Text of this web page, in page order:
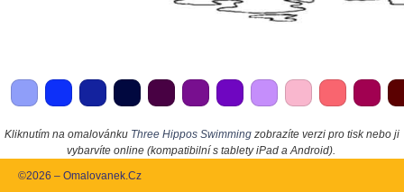
Kliknutím na omalovánku Three Hippos Swimming zobrazíte verzi pro tisk nebo ji
vybarvíte online (kompatibilní s tablety iPad a Android).
©2026 – Omalovanek.Cz